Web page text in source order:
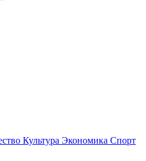
Культура Экономика Спорт